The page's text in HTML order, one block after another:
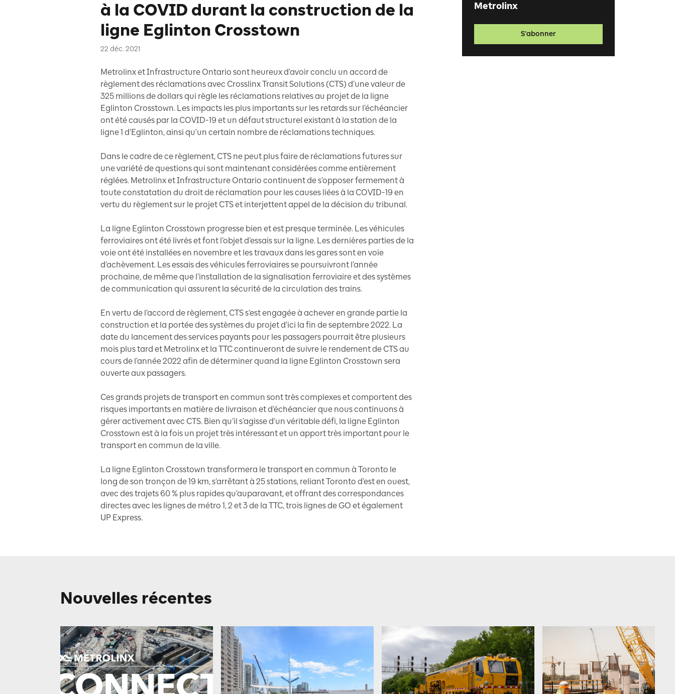
à la COVID durant la construction de la
ligne Eglinton Crosstown
22 déc. 2021
Metrolinx et Infrastructure Ontario sont heureux d’avoir conclu un accord de
règlement des réclamations avec Crosslinx Transit Solutions (CTS) d’une valeur de
325 millions de dollars qui règle les réclamations relatives au projet de la ligne
Eglinton Crosstown. Les impacts les plus importants sur les retards sur l’échéancier
ont été causés par la COVID-19 et un défaut structurel existant à la station de la
ligne 1 d’Eglinton, ainsi qu’un certain nombre de réclamations techniques.
Dans le cadre de ce règlement, CTS ne peut plus faire de réclamations futures sur
une variété de questions qui sont maintenant considérées comme entièrement
réglées. Metrolinx et Infrastructure Ontario continuent de s’opposer fermement à
toute constatation du droit de réclamation pour les causes liées à la COVID-19 en
vertu du règlement sur le projet CTS et interjettent appel de la décision du tribunal.
La ligne Eglinton Crosstown progresse bien et est presque terminée. Les véhicules
ferroviaires ont été livrés et font l’objet d’essais sur la ligne. Les dernières parties de la
voie ont été installées en novembre et les travaux dans les gares sont en voie
d’achèvement. Les essais des véhicules ferroviaires se poursuivront l’année
prochaine, de même que l’installation de la signalisation ferroviaire et des systèmes
de communication qui assurent la sécurité de la circulation des trains.
En vertu de l’accord de règlement, CTS s’est engagée à achever en grande partie la
construction et la portée des systèmes du projet d’ici la fin de septembre 2022. La
date du lancement des services payants pour les passagers pourrait être plusieurs
mois plus tard et Metrolinx et la TTC continueront de suivre le rendement de CTS au
cours de l’année 2022 afin de déterminer quand la ligne Eglinton Crosstown sera
ouverte aux passagers.
Ces grands projets de transport en commun sont très complexes et comportent des
risques importants en matière de livraison et d’échéancier que nous continuons à
gérer activement avec CTS. Bien qu’il s’agisse d’un véritable défi, la ligne Eglinton
Crosstown est à la fois un projet très intéressant et un apport très important pour le
transport en commun de la ville.
La ligne Eglinton Crosstown transformera le transport en commun à Toronto le
long de son tronçon de 19 km, s’arrêtant à 25 stations, reliant Toronto d’est en ouest,
avec des trajets 60 % plus rapides qu’auparavant, et offrant des correspondances
directes avec les lignes de métro 1, 2 et 3 de la TTC, trois lignes de GO et également
UP Express.
Metrolinx
S’abonner
Nouvelles récentes